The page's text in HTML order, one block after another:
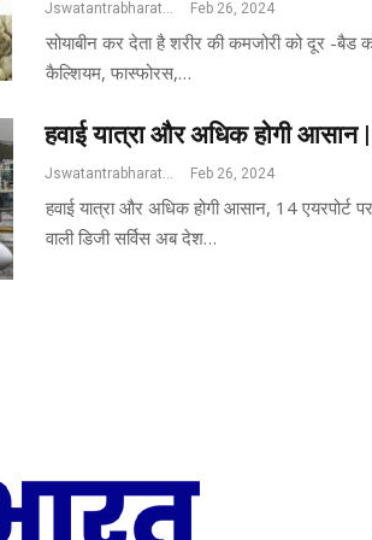
Jswatantrabharat@gmail.com Feb 26, 2024
सोयाबीन कर देता है शरीर की कमजोरी को दूर -बैड
कैल्शियम, फास्फोरस,…
हवाई यात्रा और अधिक होगी आसान |
Jswatantrabharat@gmail.com Feb 26, 2024
हवाई यात्रा और अधिक होगी आसान, 14 एयरपोर्ट
वाली डिजी सर्विस अब देश…